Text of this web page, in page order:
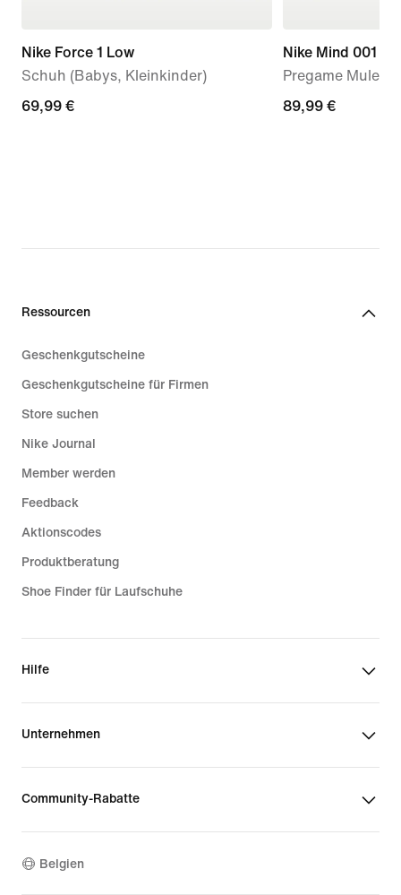
Nike Force 1 Low
Schuh (Babys, Kleinkinder)
69,99 €
69,99 €
Nike Mind 001
Pregame Mule
89,99 €
89,99 €
Ressourcen
Geschenkgutscheine
Geschenkgutscheine für Firmen
Store suchen
Nike Journal
Member werden
Feedback
Aktionscodes
Produktberatung
Shoe Finder für Laufschuhe
Hilfe
Unternehmen
Community-Rabatte
Belgien